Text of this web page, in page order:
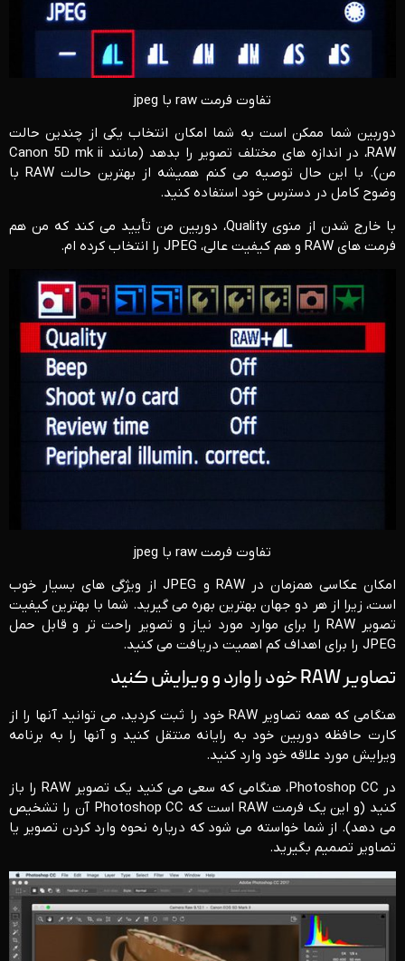
تفاوت فرمت raw با jpeg
دوربین شما ممکن است به شما امکان انتخاب یکی از چندین حالت
RAW، در اندازه های مختلف تصویر را بدهد (مانند Canon 5D mk ii
من). با این حال توصیه می کنم همیشه از بهترین حالت RAW با
وضوح کامل در دسترس خود استفاده کنید.
با خارج شدن از منوی Quality، دوربین من تأیید می کند که من هم
فرمت های RAW و هم کیفیت عالی، JPEG را انتخاب کرده ام.
تفاوت فرمت raw با jpeg
امکان عکاسی همزمان در RAW و JPEG از ویژگی های بسیار خوب
است، زیرا از هر دو جهان بهترین بهره می گیرید. شما با بهترین کیفیت
تصویر RAW را برای موارد مورد نیاز و تصویر راحت تر و قابل حمل
JPEG را برای اهداف کم اهمیت دریافت می کنید.
تصاویر RAW خود را وارد و ویرایش کنید
هنگامی که همه تصاویر RAW خود را ثبت کردید، می توانید آنها را از
کارت حافظه دوربین خود به رایانه منتقل کنید و آنها را به برنامه
ویرایش مورد علاقه خود وارد کنید.
در Photoshop CC، هنگامی که سعی می کنید یک تصویر RAW را باز
کنید (و این یک فرمت RAW است که Photoshop CC آن را تشخیص
می دهد). از شما خواسته می شود که درباره نحوه وارد کردن تصویر یا
تصاویر تصمیم بگیرید.